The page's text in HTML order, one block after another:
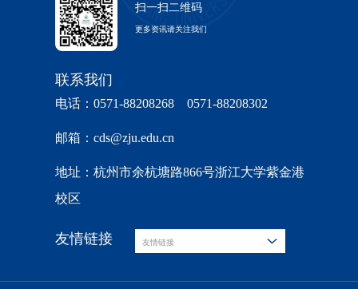
扫一扫二维码
更多资讯请关注我们
联系我们
电话：0571-88208268 0571-88208302
邮箱：cds@zju.edu.cn
地址：杭州市余杭塘路866号浙江大学紫金港
校区
友情链接 友情链接